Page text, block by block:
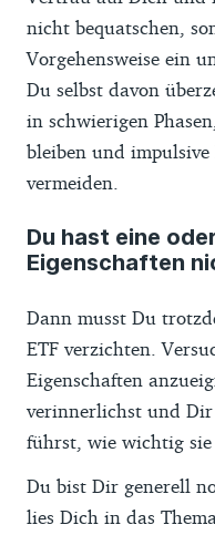
nicht bequatschen,
Vorgehensweise ein
Du selbst davon
in schwierigen
bleiben und
vermeiden.
Du hast eine
Eigenschaften
Dann musst Du
ETF verzichten.
Eigenschaften
verinnerlichst und
führst, wie wichtig
Du bist Dir generell
lies Dich in das